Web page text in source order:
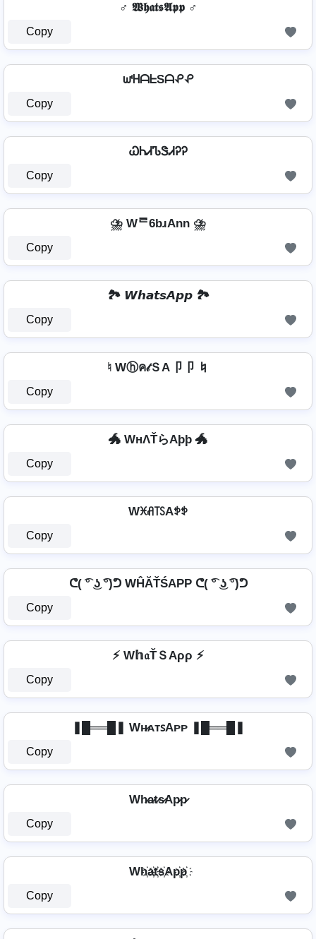
♂️ 𝖂𝖍𝖆𝖙𝖘𝕬𝖕𝖕 ♂️
Copy
ᘺᕼᗩᖶSᗩᕵᕵ
Copy
ᏇᏂᏗᏖᏕᏗᎮᎮ
Copy
⛈️ Wᄅ6bɹAnn ⛈️
Copy
🏞️ 𝙒𝙝𝙖𝙩𝙨𝘼𝙥𝙥 🏞️
Copy
♮ Wⓗค𝓉ＳA卩卩 ♮
Copy
🐲 WнΛŤらAþþ 🐲
Copy
Wꁝꋬ꓄ꇙAꉣꉣ
Copy
ᕦ( ͡° ͜ʖ ͡°)ᕤ WĤĂŤŚAРР ᕦ( ͡° ͜ʖ ͡°)ᕤ
Copy
⚡ W𝕙𝔞ŤＳAρρ ⚡
Copy
❚█══█❚ Wʜ̷ᴀᴛꜱAᴘᴘ ❚█══█❚
Copy
Wh̷a̷t̷s̷Ap̷p̷
Copy
Wh҉a҉t҉s҉Ap҉p҉
Copy